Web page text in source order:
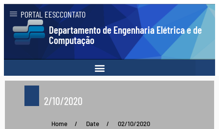
Departamento de Engenharia Elétrica e de
Computação
PORTAL EESCCONTATO
2/10/2020
Home / Date / 02/10/2020